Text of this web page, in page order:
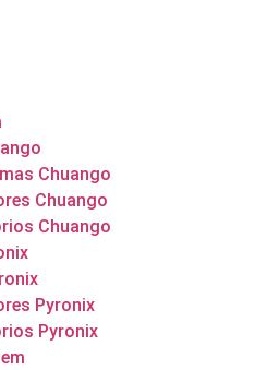
Chuango
Chuango
Chuango
Pyronix
Pyronix